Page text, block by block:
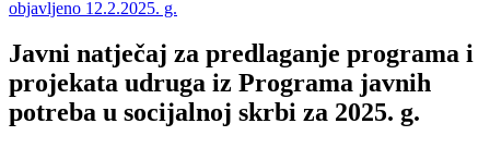
objavljeno 12.2.2025. g.
Javni natječaj za predlaganje programa i
projekata udruga iz Programa javnih
potreba u socijalnoj skrbi za 2025. g.